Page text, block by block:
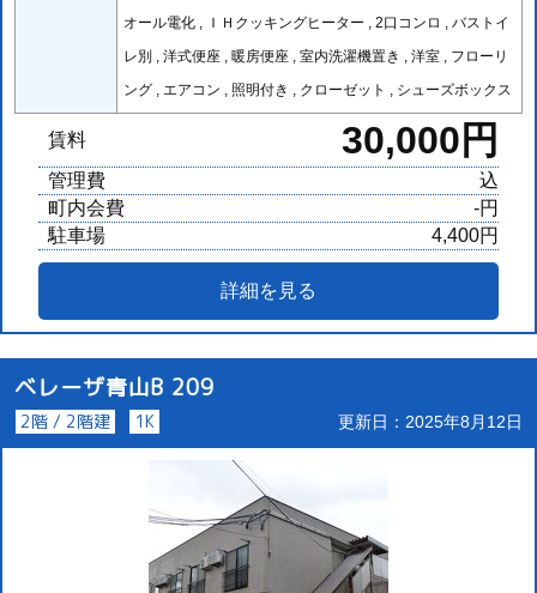
オール電化 , ＩＨクッキングヒーター , 2口コンロ , バストイ
レ別 , 洋式便座 , 暖房便座 , 室内洗濯機置き , 洋室 , フローリ
ング , エアコン , 照明付き , クローゼット , シューズボックス
賃料 30,000円
管理費
込
町内会費
-円
駐車場
4,400円
詳細を見る
ベレーザ青山B 209
2階 / 2階建 1K 更新日：2025年8月12日